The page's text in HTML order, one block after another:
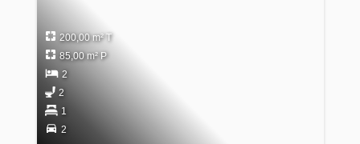
200,00 m² T
85,00 m² P
2
2
1
2